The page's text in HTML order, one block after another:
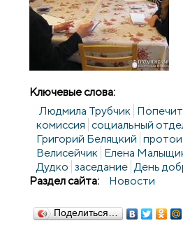
Ключевые слова:
Людмила Трубчик
комиссия социальный
Григорий Беляцкий
Велисейчик Елена
Дудко заседание День
Раздел сайта:
Новости
Поделиться…